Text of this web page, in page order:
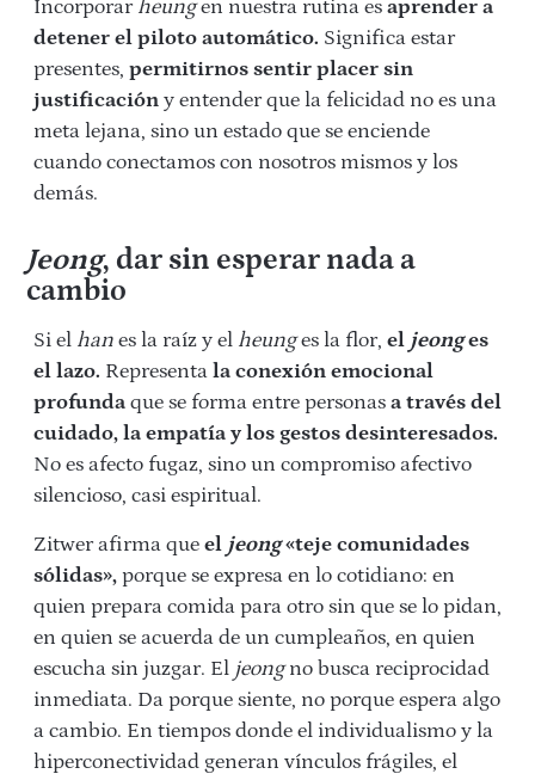
Incorporar heungen nuestra rutina es aprender a
detener el piloto automático. Significa estar
presentes, permitirnos sentir placer sin
justificación y entender que la felicidad no es una
meta lejana, sino un estado que se enciende
cuando conectamos con nosotros mismos y los
demás.
Jeong, dar sin esperar nada a
cambio
Si el han es la raíz y el heunges la flor, el jeonges
el lazo. Representa la conexión emocional
profunda que se forma entre personas a través del
cuidado, la empatía y los gestos desinteresados.
No es afecto fugaz, sino un compromiso afectivo
silencioso, casi espiritual.
Zitwer afirma que el jeong«teje comunidades
sólidas», porque se expresa en lo cotidiano: en
quien prepara comida para otro sin que se lo pidan,
en quien se acuerda de un cumpleaños, en quien
escucha sin juzgar. El jeongno busca reciprocidad
inmediata. Da porque siente, no porque espera algo
a cambio. En tiempos donde el individualismo y la
hiperconectividad generan vínculos frágiles, el